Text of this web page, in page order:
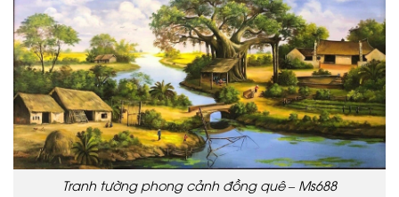
Tranh tường phong cảnh đồng quê – Ms688